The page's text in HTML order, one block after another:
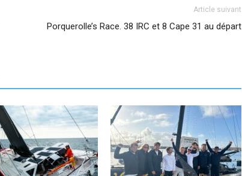
Article suivant
Porquerolle’s Race. 38 IRC et 8 Cape 31 au départ